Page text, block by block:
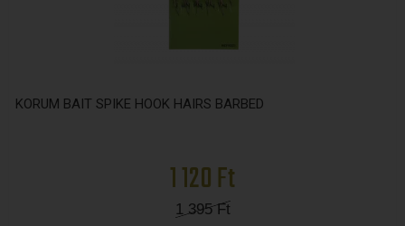
KORUM BAIT SPIKE HOOK HAIRS BARBED​​​​​​​
1 120 Ft
1 395Ft